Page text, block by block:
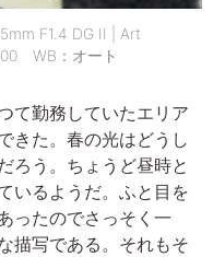
F1.4 DG II | Art
WB：オート
て勤務していたエリア
きた。春の光はどうし
ろう。ちょうど昼時と
いるようだ。ふと目を
ったのでさっそく一
描写である。それもそ